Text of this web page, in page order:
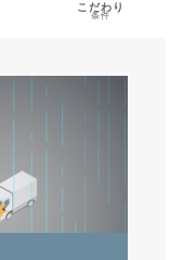
こだわり
条件